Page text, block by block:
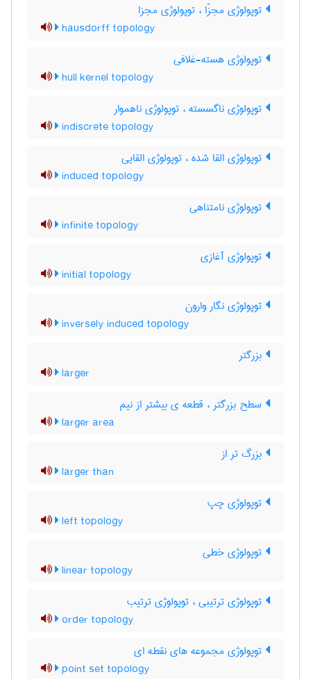
توپولوژی مجزّا ، توپولوژی مجزا
hausdorff topology
توپولوژی هسته-غلافی
hull kernel topology
توپولوژی ناگسسته ، توپولوژی ناهموار
indiscrete topology
توپولوژی القا شده ، توپولوژی القایی
induced topology
توپولوژی نامتناهی
infinite topology
توپولوژی آغازی
initial topology
توپولوژی نگار وارون
inversely induced topology
بزرگتر
larger
سطح بزرگتر ، قطعه ی بیشتر از نیم
larger area
بزرگ تر از
larger than
توپولوژی چپ
left topology
توپولوژی خطی
linear topology
توپولوژی ترتیبی ، توپولوژی ترتیب
order topology
توپولوژی مجموعه های نقطه ای
point set topology